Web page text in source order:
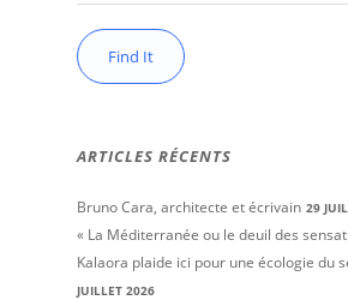
ARTICLES RÉCENTS
Bruno Cara, architecte et écrivain 29
« La Méditerranée ou le deuil des
Kalaora plaide ici pour une écologie du
JUILLET 2026